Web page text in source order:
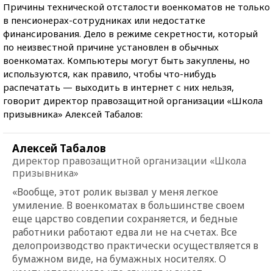
Причины технической отсталости военкоматов не только
в пенсионерах-сотрудниках или недостатке
финансирования. Дело в режиме секретности, который
по неизвестной причине установлен в обычных
военкоматах. Компьютеры могут быть закуплены, но
используются, как правило, чтобы что-нибудь
распечатать — выходить в интернет с них нельзя,
говорит директор правозащитной организации «Школа
призывника» Алексей Табалов:
Алексей Табалов
директор правозащитной организации «Школа
призывника»
«Вообще, этот ролик вызвал у меня легкое
умиление. В военкоматах в большинстве своем
еще царство совдепии сохраняется, и бедные
работники работают едва ли не на счетах. Все
делопроизводство практически осуществляется в
бумажном виде, на бумажных носителях. О